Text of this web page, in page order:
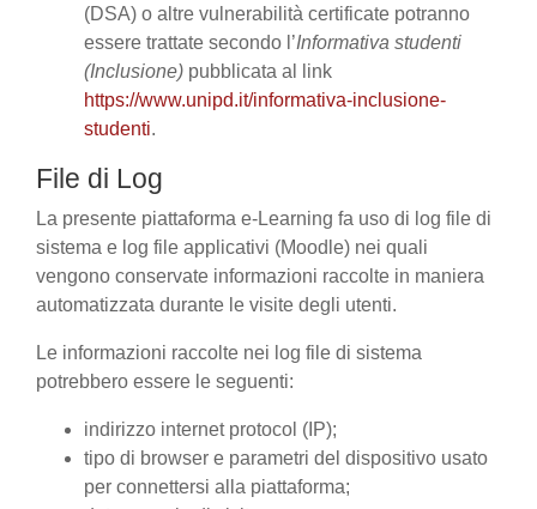
(DSA) o altre vulnerabilità certificate potranno
essere trattate secondo l’Informativa studenti
(Inclusione) pubblicata al link
https://www.unipd.it/informativa-inclusione-
studenti.
File di Log
La presente piattaforma e-Learning fa uso di log file di
sistema e log file applicativi (Moodle) nei quali
vengono conservate informazioni raccolte in maniera
automatizzata durante le visite degli utenti.
Le informazioni raccolte nei log file di sistema
potrebbero essere le seguenti:
indirizzo internet protocol (IP);
tipo di browser e parametri del dispositivo usato
per connettersi alla piattaforma;